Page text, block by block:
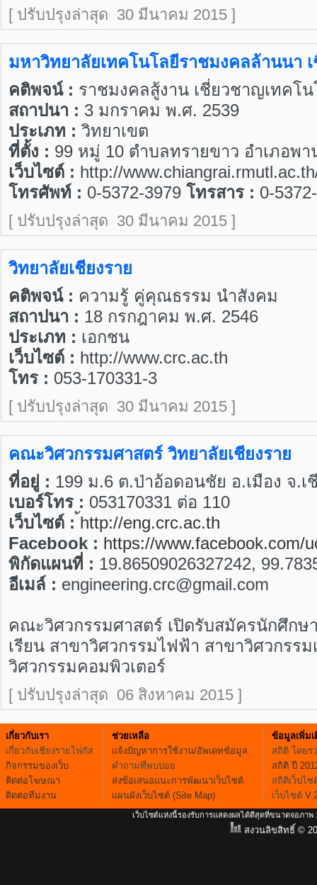
[ ปรับปรุงล่าสุด 30 มีนาคม 2015 ]
มหาวิทยาลัยเทคโนโลยีราชมงคลล้านนา เ
คติพจน์ : ราชมงคลสู้งาน เชี่ยวชาญเทคโ
สถาปนา : 3 มกราคม พ.ศ. 2539
ประเภท : วิทยาเขต
ที่ตั้ง : 99 หมู่ 10 ตำบลทรายขาว อำเภอพา
เว็บไซต์ : http://
โทรศัพท์ : 0-5372-3979 โทรสาร : 0-
[ ปรับปรุงล่าสุด 30 มีนาคม 2015 ]
วิทยาลัยเชียงราย
คติพจน์ : ความรู้ คู่คุณธรรม นำสังคม
สถาปนา : 18 กรกฎาคม พ.ศ. 2546
ประเภท : เอกชน
เว็บไซต์ : http://www.crc.ac.th
โทร : 053-170331-3
[ ปรับปรุงล่าสุด 30 มีนาคม 2015 ]
คณะวิศวกรรมศาสตร์ วิทยาลัยเชียงราย
ที่อยู่ : 199 ม.6 ต.ป่าอ้อดอนชัย อ.เมือง จ.เ
เบอร์โทร : 053170331 ต่อ 110
เว็บไซต์ : ้http://eng.crc.ac.th
Facebook : https://www.facebook.com/
พิกัดแผนที่ : 19.86509026327242,
อีเมล์ : engineering.crc@gmail.com
คณะวิศวกรรมศาสตร์ เปิดรับสมัครนักศึกษ
เรียน สาขาวิศวกรรมไฟฟ้า สาขาวิศวกรรม
วิศวกรรมคอมพิวเตอร์
[ ปรับปรุงล่าสุด 06 สิงหาคม 2015 ]
เกี่ยวกับเรา
เกี่ยวกับเชียงรายโฟกัส
กิจกรรมของเว็บ
ติดต่อโฆษณา
ติดต่อทีมงาน
ช่วยเหลือ
แจ้งปัญหาการใช้งาน/อัพเดทข้อมูล
คำถามที่พบบ่อย
ส่งข้อเสนอแนะการพัฒนาเว็บไซต์
แผนผังเว็บไซต์ (Site Map)
ข้อมูลเพิ่มเ
สถิติ โดยร
สถิติ ปี
สถิติเว็บไ
เว็บไซต์
เว็บไซต์แห่งนี้รองรับการแสดงผลได้ดีสุดที่ขนาดจอภาพ
สงวนลิขสิทธิ์ ©